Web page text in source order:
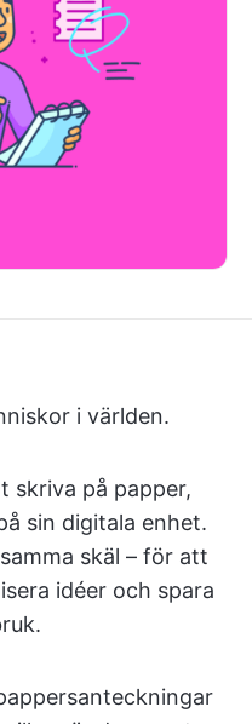
i världen.
skriva på papper,
sin digitala enhet.
skäl – för att
idéer och spara